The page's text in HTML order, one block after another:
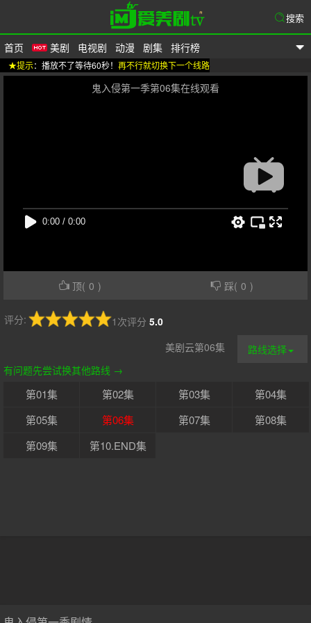
爱美剧
首页 美剧 电视剧 动漫 剧集 排行榜
搜索
★提示：播放不了等待60秒！ 再不行就切换下一个线路
鬼入侵第一季第06集在线观看
顶( 0 ) 踩( 0 )
评分: 5.0
1次评分
路线选择
美剧云第06集
有问题先尝试换其他路线 →
第01集 第02集 第03集
第04集
第05集
第06集 第07集
第08集
第09集
第10.END集